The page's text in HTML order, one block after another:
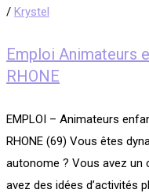
/ Krystel
Emploi Animateurs
RHONE
EMPLOI – Animateurs
RHONE (69) Vous êtes
autonome ? Vous avez
avez des idées d’activités